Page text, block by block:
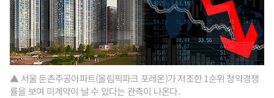
▲ 서울 둔촌주공아파트(올림픽파크 포레온)가 저조한 1순위 청약경쟁
률을 보여 미계약이 날 수 있다는 관측이 나온다.